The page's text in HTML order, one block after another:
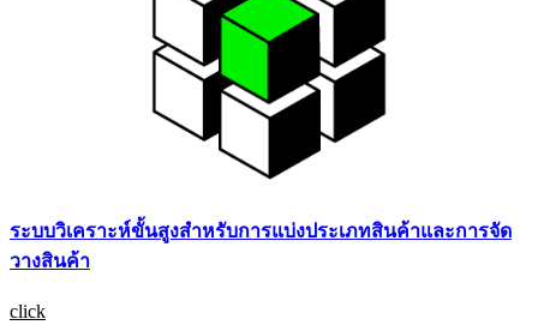
ระบบวิเคราะห์ขั้นสูงสําหรับการแบ่งประเภทสินค้าและการจัด
วางสินค้า
click